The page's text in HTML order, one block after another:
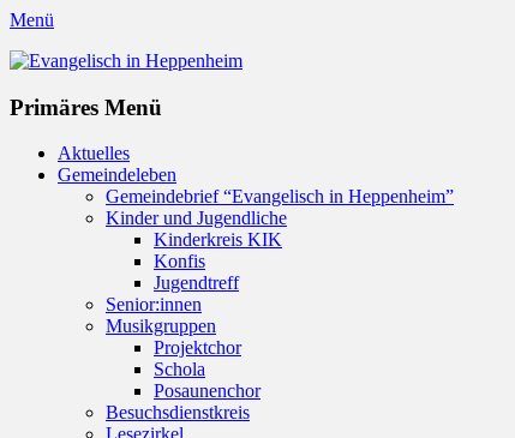
Menü
Evangelisch in Heppenheim
Primäres Menü
Zum
Inhalt
Aktuelles
Gemeindeleben
Gemeindebrief “Evangelisch in Heppenheim”
Kinder und Jugendliche
Kinderkreis KIK
Konfis
Jugendtreff
Senior:innen
Musikgruppen
Projektchor
Schola
Posaunenchor
Besuchsdienstkreis